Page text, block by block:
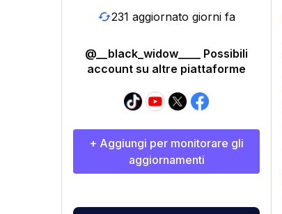
231 aggiornato giorni fa
@__black_widow____ Possibili
account su altre piattaforme
+ Aggiungi per monitorare gli
aggiornamenti